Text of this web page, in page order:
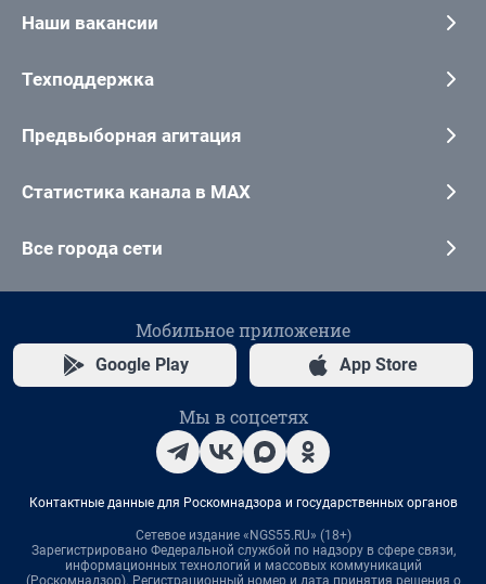
Наши вакансии
Техподдержка
Предвыборная агитация
Статистика канала в MAX
Все города сети
Мобильное приложение
Google Play App Store
Мы в соцсетях
Контактные данные для Роскомнадзора и государственных органов
Сетевое издание «NGS55.RU» (18+)
Зарегистрировано Федеральной службой по надзору в сфере связи,
информационных технологий и массовых коммуникаций
(Роскомнадзор). Регистрационный номер и дата принятия решения о